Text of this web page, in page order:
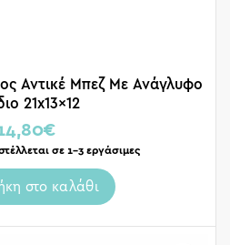
Αντικέ Μπεζ Με Ανάγλυφο
21x13x12
€
σε 1-3 εργάσιμες
στο καλάθι